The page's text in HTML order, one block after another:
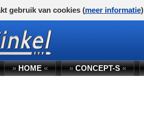
»HOME« »CONCEPT-S«
gebruik van cookies (meer informatie)